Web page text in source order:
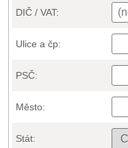
DIČ / VAT:
Ulice a čp:
PSČ:
Město:
Stát: